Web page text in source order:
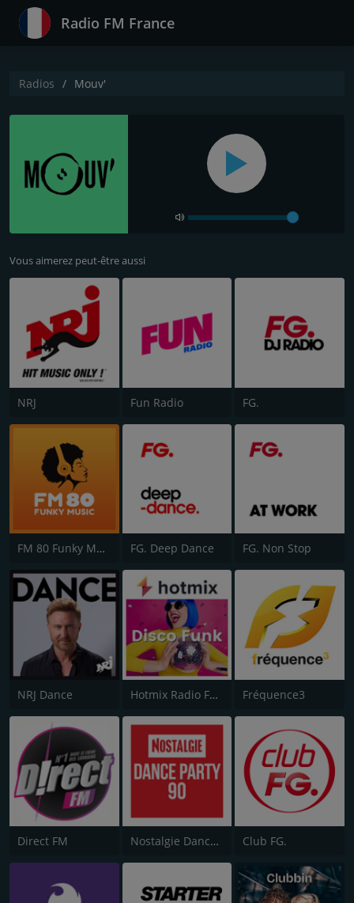
Radio FM France
Radios Mouv'
Vous aimerez peut-être aussi
NRJ Fun Radio FG.
FM 80 Funky Music FG. Deep Dance FG. Non Stop
NRJ Dance Hotmix Radio Funky Fréquence3
Direct FM Nostalgie Dance Party 90 Club FG.